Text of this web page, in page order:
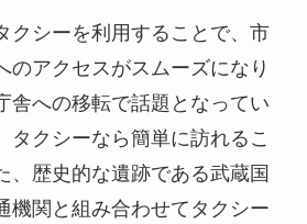
クシーを利用することで、市
のアクセスがスムーズになり
舎への移転で話題となってい
タクシーなら簡単に訪れるこ
、歴史的な遺跡である武蔵国
機関と組み合わせてタクシー